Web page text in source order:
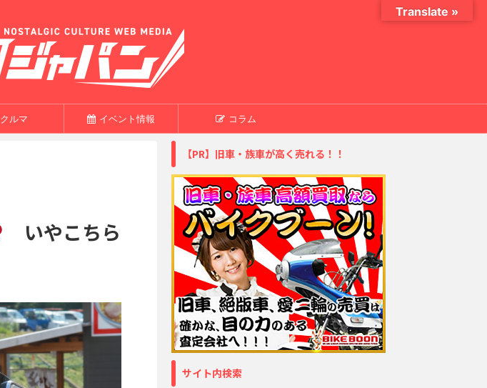
クルマ イベント情報 コラム
いやこちら
【PR】旧車・族車が高く売れる！！
サイト内検索
Translate »